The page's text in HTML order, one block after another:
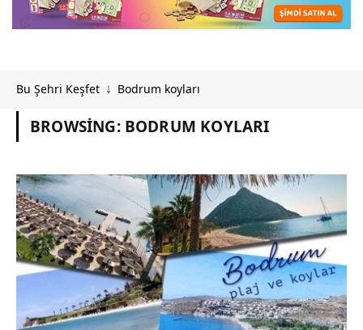
Bu Şehri Keşfet ↓ Bodrum koyları
BROWSING: BODRUM KOYLARI